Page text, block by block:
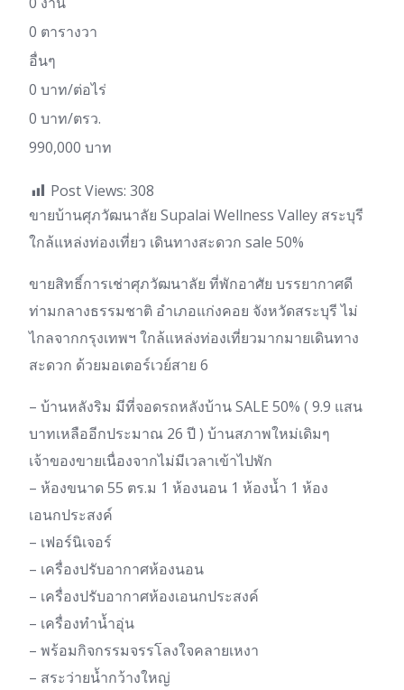
0 ตารางวา
อื่นๆ
0 บาท/ต่อไร่
0 บาท/ตรว.
990,000 บาท
Post Views: 308
ขายบ้านศุภวัฒนาลัย Supalai Wellness Valley สระบุรี
ใกล้แหล่งท่องเที่ยว เดินทางสะดวก sale 50%
ขายสิทธิ์การเช่าศุภวัฒนาลัย ที่พักอาศัย บรรยากาศดี
ท่ามกลางธรรมชาติ อำเภอแก่งคอย จังหวัดสระบุรี ไม่
ไกลจากกรุงเทพฯ ใกล้แหล่งท่องเที่ยวมากมายเดินทาง
สะดวก ด้วยมอเตอร์เวย์สาย 6
– บ้านหลังริม มีที่จอดรถหลังบ้าน SALE 50% ( 9.9 แสน
บาทเหลืออีกประมาณ 26 ปี ) บ้านสภาพใหม่เดิมๆ
เจ้าของขายเนื่องจากไม่มีเวลาเข้าไปพัก
– ห้องขนาด 55 ตร.ม 1 ห้องนอน 1 ห้องน้ำ 1 ห้อง
เอนกประสงค์
– เฟอร์นิเจอร์
– เครื่องปรับอากาศห้องนอน
– เครื่องปรับอากาศห้องเอนกประสงค์
– เครื่องทำน้ำอุ่น
– พร้อมกิจกรรมจรรโลงใจคลายเหงา
– สระว่ายน้ำกว้างใหญ่